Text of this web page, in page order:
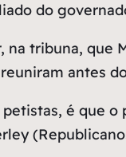
do
tribuna, que
antes
é que